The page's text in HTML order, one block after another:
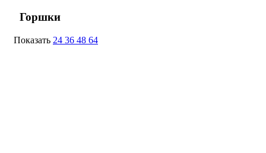
Горшки
Показать 24 36 48 64